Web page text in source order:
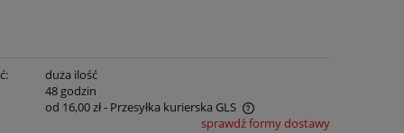
duża ilość
48 godzin
od 16,00 zł- Przesyłka kurierska GLS
sprawdź formy dostawy